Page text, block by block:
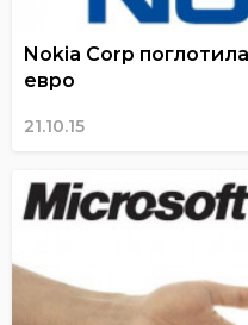
Nokia Corp
евро
21.10.15